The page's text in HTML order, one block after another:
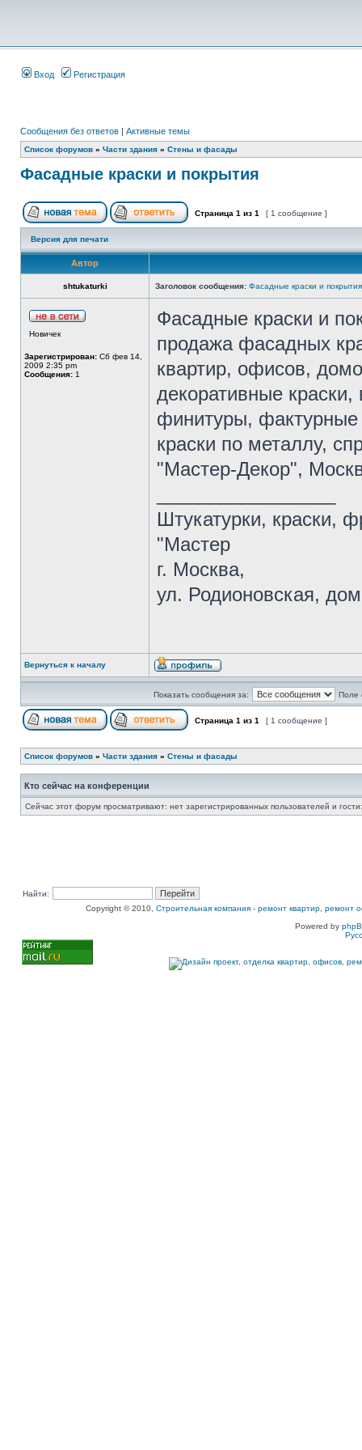
Вход Регистрация
Сообщения без ответов | Активные темы
Список форумов » Части здания » Стены и фасады
Фасадные краски и покрытия
Страница 1 из 1 [ 1 сообщение ]
Версия для печати
Автор
shtukaturki Заголовок сообщения: Фасадные краски и покрытия
Новичек
Зарегистрирован: Сб фев 14,
2009 2:35 pm
Сообщения: 1
Фасадные краски и
продажа фасадных
квартир, офисов,
декоративные
финитуры, фактурные
краски по металлу,
"Мастер-Декор",
Штукатурки, краски,
"Мастер
г. Москва,
ул. Родионовская,
Вернуться к началу
Показать сообщения за: Поле
Страница 1 из 1 [ 1 сообщение ]
Список форумов » Части здания » Стены и фасады
Кто сейчас на конференции
Сейчас этот форум просматривают: нет зарегистрированных пользователей и
Найти:
Copyright © 2010, Строительная компания - ремонт квартир, ремонт
Powered by